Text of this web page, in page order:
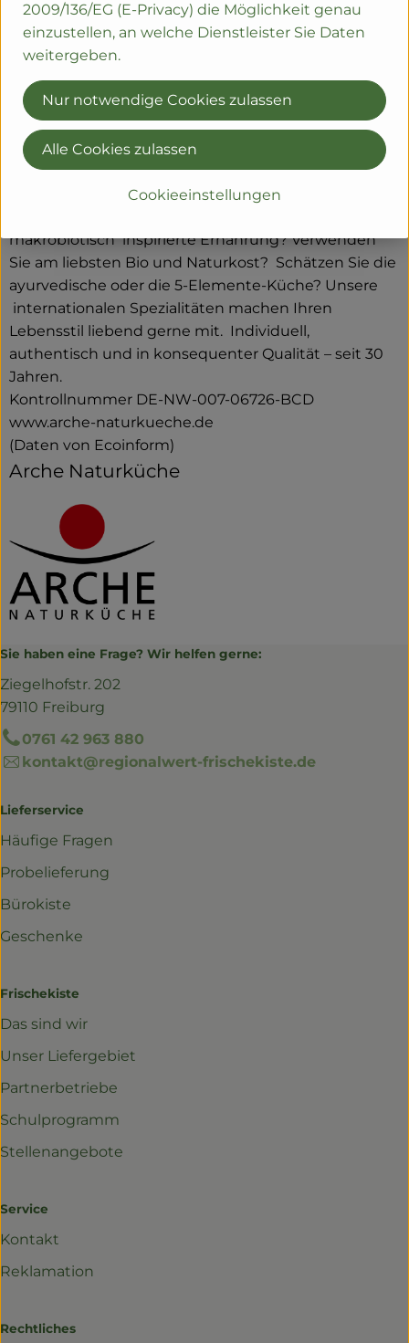
D 40721 Hilden
Purer Genuss!
Das ist Arche Naturküche.
Feine Bio-Lebensmittel für kulinarische
Lebensfreude. Wie das geht? Das wissen Sie selbst
am besten: Lieben Sie die asiatisch-leichte Küche?
makrobiotisch inspirierte Ernährung? Verwenden
Sie am liebsten Bio und Naturkost? Schätzen Sie die
ayurvedische oder die 5-Elemente-Küche? Unsere
internationalen Spezialitäten machen Ihren
Lebensstil liebend gerne mit. Individuell,
authentisch und in konsequenter Qualität – seit 30
Jahren.
Kontrollnummer DE-NW-007-06726-BCD
www.arche-naturkueche.de
(Daten von Ecoinform)
Arche Naturküche
Sie haben eine Frage? Wir helfen gerne:
Ziegelhofstr. 202
79110 Freiburg
0761 42 963 880
kontakt@regionalwert-frischekiste.de
Lieferservice
Häufige Fragen
Probelieferung
Bürokiste
Geschenke
Frischekiste
Das sind wir
Unser Liefergebiet
Partnerbetriebe
Schulprogramm
Stellenangebote
Service
Kontakt
Reklamation
Rechtliches
2009/136/EG (E-Privacy) die Möglichkeit genau
einzustellen, an welche Dienstleister Sie Daten
weitergeben.
Cookieeinstellungen
Nur notwendige Cookies zulassen
Alle Cookies zulassen